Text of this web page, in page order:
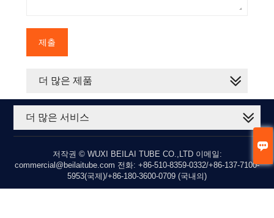

제출
더 많은 제품
더 많은 서비스
저작권 © WUXI BEILAI TUBE CO.,LTD 이메일:
commercial@beilaitube.com 전화: +86-510-8359-0332/+86-137-7100-
5953(국제)/+86-180-3600-0709 (국내의)